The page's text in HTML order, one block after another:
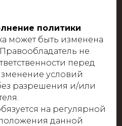
политики
может быть изменена
не
перед
условий
разрешения и/или
на регулярной
данной